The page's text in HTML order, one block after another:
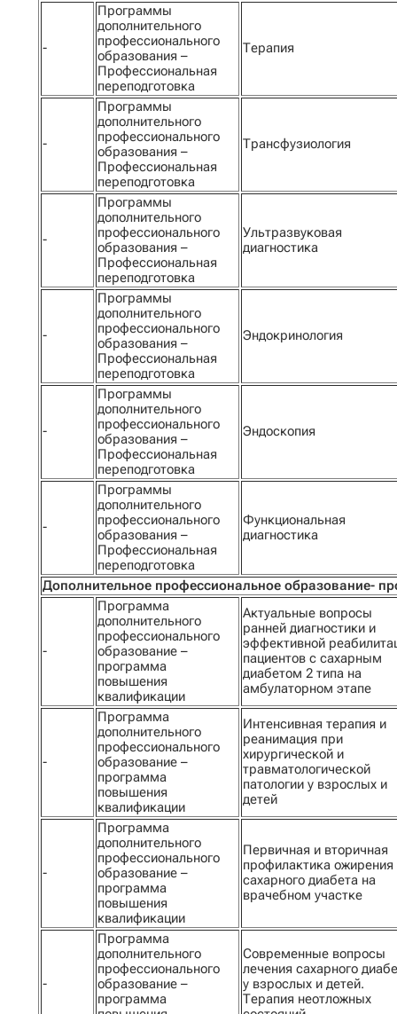
-
Программы
дополнительного
профессионального
образования –
Профессиональная
переподготовка
Терапия
-
Программы
дополнительного
профессионального
образования –
Профессиональная
переподготовка
Трансфузиология
-
Программы
дополнительного
профессионального
образования –
Профессиональная
переподготовка
Ультразвуковая
диагностика
-
Программы
дополнительного
профессионального
образования –
Профессиональная
переподготовка
Эндокринология
-
Программы
дополнительного
профессионального
образования –
Профессиональная
переподготовка
Эндоскопия
-
Программы
дополнительного
профессионального
образования –
Профессиональная
переподготовка
Функциональная
диагностика
Дополнительное профессиональное образование-
-
Программа
дополнительного
профессионального
образование –
программа
повышения
квалификации
Актуальные вопросы
ранней диагностики и
эффективной
пациентов с сахарным
диабетом 2 типа на
амбулаторном этапе
-
Программа
дополнительного
профессионального
образование –
программа
повышения
квалификации
Интенсивная терапия и
реанимация при
хирургической и
травматологической
патологии у взрослых и
детей
-
Программа
дополнительного
профессионального
образование –
программа
повышения
квалификации
Первичная и вторичная
профилактика ожирения
сахарного диабета на
врачебном участке
-
Программа
дополнительного
профессионального
образование –
программа
Современные вопросы
лечения сахарного
у взрослых и детей.
Терапия неотложных